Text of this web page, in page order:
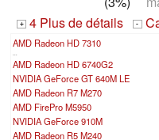
+ 4 Plus de détails -
AMD Radeon HD 7310
...
AMD Radeon HD 6740G2
NVIDIA GeForce GT 640M LE
AMD Radeon R7 M270
AMD FirePro M5950
NVIDIA GeForce 910M
AMD Radeon R5 M240